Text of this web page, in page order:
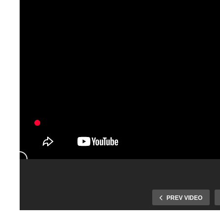
PREV VIDEO
Športpark už
pomôckou na
drobný servis